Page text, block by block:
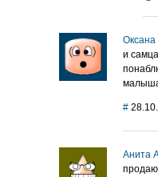
и
#
Анита
продаю